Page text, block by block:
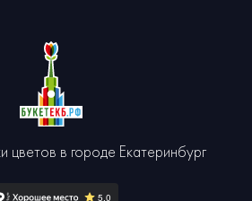
цветов в городе Екатеринбург